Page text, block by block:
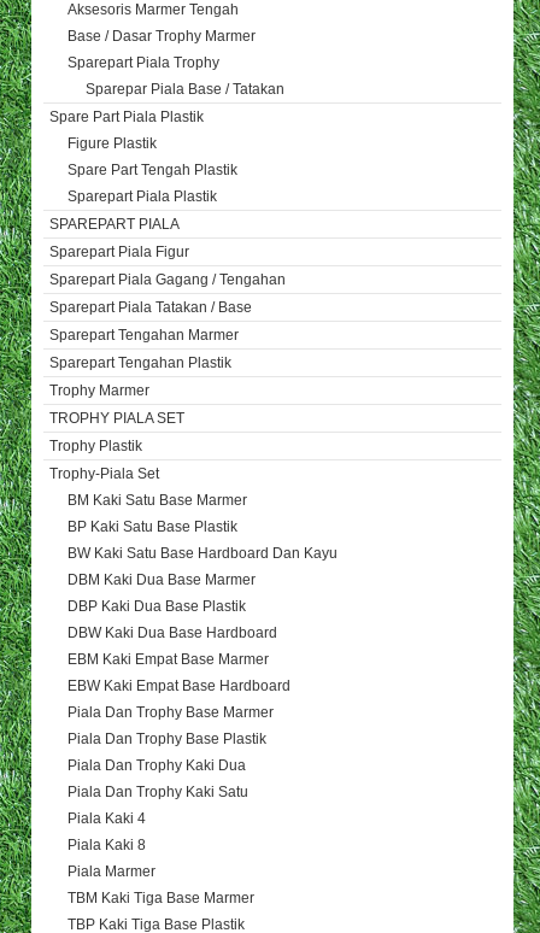
Aksesoris Marmer Tengah
Base / Dasar Trophy Marmer
Sparepart Piala Trophy
Sparepar Piala Base / Tatakan
Spare Part Piala Plastik
Figure Plastik
Spare Part Tengah Plastik
Sparepart Piala Plastik
SPAREPART PIALA
Sparepart Piala Figur
Sparepart Piala Gagang / Tengahan
Sparepart Piala Tatakan / Base
Sparepart Tengahan Marmer
Sparepart Tengahan Plastik
Trophy Marmer
TROPHY PIALA SET
Trophy Plastik
Trophy-Piala Set
BM Kaki Satu Base Marmer
BP Kaki Satu Base Plastik
BW Kaki Satu Base Hardboard Dan Kayu
DBM Kaki Dua Base Marmer
DBP Kaki Dua Base Plastik
DBW Kaki Dua Base Hardboard
EBM Kaki Empat Base Marmer
EBW Kaki Empat Base Hardboard
Piala Dan Trophy Base Marmer
Piala Dan Trophy Base Plastik
Piala Dan Trophy Kaki Dua
Piala Dan Trophy Kaki Satu
Piala Kaki 4
Piala Kaki 8
Piala Marmer
TBM Kaki Tiga Base Marmer
TBP Kaki Tiga Base Plastik